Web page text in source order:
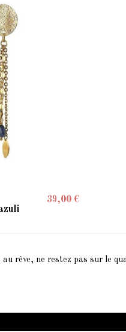
39,00 €
rêve, ne restez pas sur le